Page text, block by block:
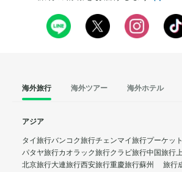
海外旅行 海外ツアー 海外ホテル
アジア
タイ旅行バンコク旅行チェンマイ旅行プーケッ
パタヤ旅行カオラック旅行クラビ旅行中国旅行
北京旅行大連旅行西安旅行重慶旅行蘇州 旅行